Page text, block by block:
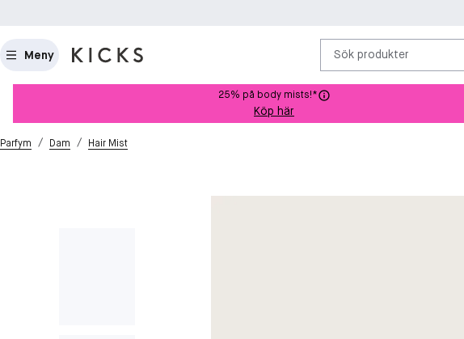
Meny Sök produkter
25% på body mists!*
Köp här
Parfym / Dam / Hair Mist